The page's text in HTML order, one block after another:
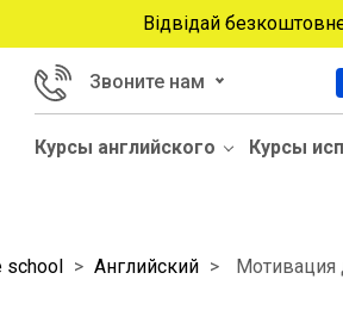
Відвідай
Звоните нам
Курсы английского Курсы
school > Английский > Мотивация